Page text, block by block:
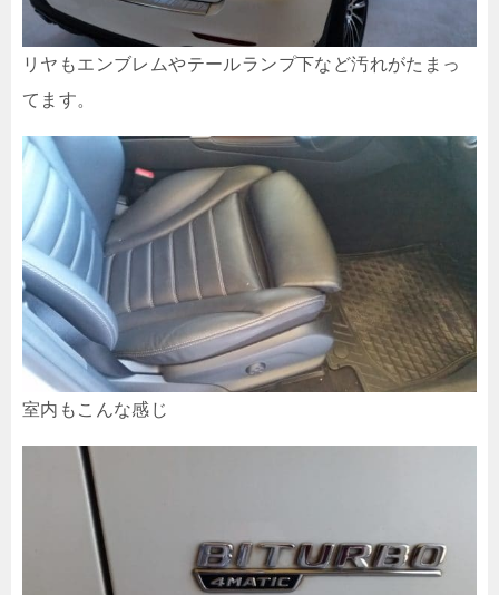
リヤもエンブレムやテールランプ下など汚れがたまっ
てます。
室内もこんな感じ